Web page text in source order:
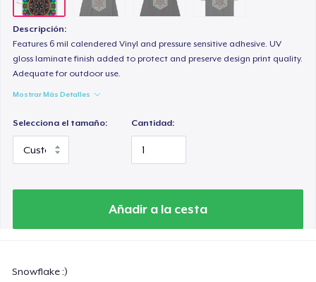
Descripción:
Features 6 mil calendered Vinyl and pressure sensitive adhesive. UV
gloss laminate finish added to protect and preserve design print quality.
Adequate for outdoor use.
Mostrar Más Detalles
Selecciona el tamaño: Cantidad:
Añadir a la cesta
Snowflake :)